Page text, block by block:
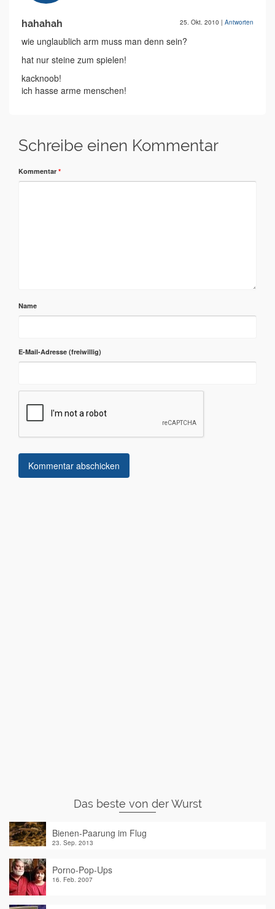
hahahah 25. Okt. 2010 | Antworten
wie unglaublich arm muss man denn sein?
hat nur steine zum spielen!
kacknoob!
ich hasse arme menschen!
Schreibe einen Kommentar
Kommentar *
Name
E-Mail-Adresse
Das beste von der Wurst
Bienen-Paarung im Flug
23. Sep. 2013
Porno-Pop-Ups
16. Feb. 2007